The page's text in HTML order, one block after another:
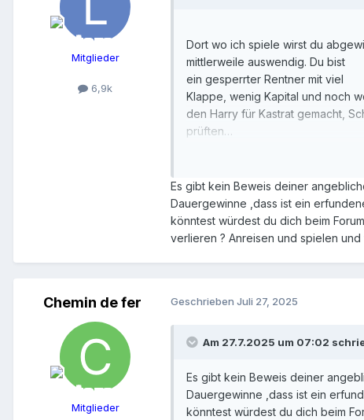
Mitglieder
6,9k
Dort wo ich spiele wirst du
mittlerweile auswendig. Du bist
ein gesperrter Rentner mit viel
Klappe, wenig Kapital und noch
den Harry für Kastrat gemacht,
prüften…
Juan
Es gibt kein Beweis deiner
Dauergewinne ,dass ist ein
könntest würdest du dich beim
verlieren ? Anreisen und spielen
Chemin de fer
Mitglieder
Geschrieben Juli 27, 2025
Am 27.7.2025 um 07:02
Es gibt kein Beweis deiner
Dauergewinne ,dass ist ein
könntest würdest du dich beim